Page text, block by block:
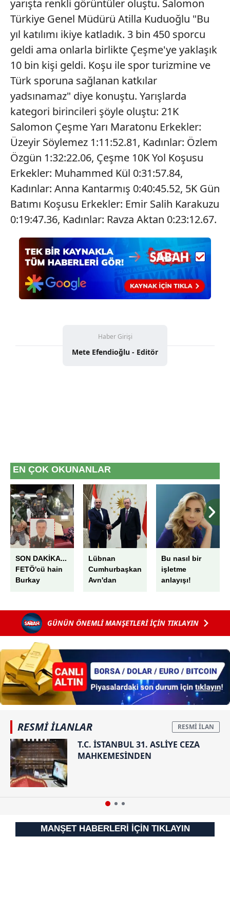
Sizlere daha iyi bir hizmet sunabilmek için İnternet
Sitemizde kendimize ve üçüncü kişilere ait çerezler
kullanılmaktadır. Bu çerezler vasıtasıyla çeşitli kişisel
verileriniz işlenmekte olup gerekli olan çerezler bilgi
toplumu hizmetlerinin sunulması amacıyla
kullanılmaktadır. Diğer çerezler, sitemizin daha işlevsel
kılınması ve kişiselleştirilmesi ve sizlere yönelik
reklam/pazarlama faaliyetlerinin yapılması, amaçlarıyla
sınırlı olarak açık rızanız dahilinde kullanılacaktır.
Çerezlere ilişkin tercihlerinizi aşağıda yer alan panel
vasıtasıyla belirleyebilirsiniz. Çerezlere ilişkin detaylı bilgi
için Ayarlar butonuna tıklayabilir,Çerez Bilgilendirme
Metnimizi
ziyaret edebilirsiniz.
6698 sayılı Kişisel Verilerin Korunması Kanunu uyarınca
hazırlanmış Aydınlatma Metnimizi okumak ve sitemizde
almak için lütfen tıklayınız
yarışta renkli görüntüler oluştu. Salomon
Türkiye Genel Müdürü Atilla Kuduoğlu "Bu
yıl katılımı ikiye katladık. 3 bin 450 sporcu
geldi ama onlarla birlikte Çeşme'ye yaklaşık
10 bin kişi geldi. Koşu ile spor turizmine ve
Türk sporuna sağlanan katkılar
yadsınamaz" diye konuştu. Yarışlarda
kategori birincileri şöyle oluştu: 21K
Salomon Çeşme Yarı Maratonu Erkekler:
Üzeyir Söylemez 1:11:52.81, Kadınlar: Özlem
Özgün 1:32:22.06, Çeşme 10K Yol Koşusu
Erkekler: Muhammed Kül 0:31:57.84,
Kadınlar: Anna Kantarmış 0:40:45.52, 5K Gün
Batımı Koşusu Erkekler: Emir Salih Karakuzu
0:19:47.36, Kadınlar: Ravza Aktan 0:23:12.67.
Haber Girişi
Mete Efendioğlu - Editör
EN ÇOK OKUNANLAR
SON DAKİKA...
FETÖ'cü hain
Burkay
Alanur
Karatepe
gözaltında:
Yurt dışına
kaçmasına
yardım ettiği
tespit
edilmişti!
Lübnan
Cumhurbaşkanı
Avn'dan
övgüsü:
"Bölgesel
Bu nasıl bir
işletme
anlayışı!
GÜNÜN ÖNEMLİ MANŞETLERİ İÇİN TIKLAYIN
RESMİ İLANLAR
T.C. İSTANBUL 31. ASLİYE CEZA
MAHKEMESİNDEN
MANŞET HABERLERİ İÇİN TIKLAYIN